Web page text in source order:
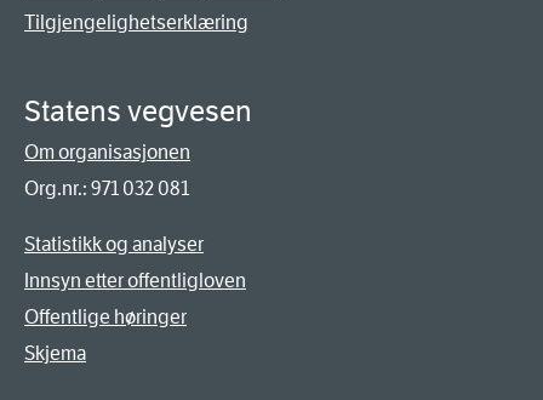
Tilgjengelighetserklæring
Statens vegvesen
Om organisasjonen
Org.nr.: 971 032 081
Statistikk og analyser
Innsyn etter offentligloven
Offentlige høringer
Skjema